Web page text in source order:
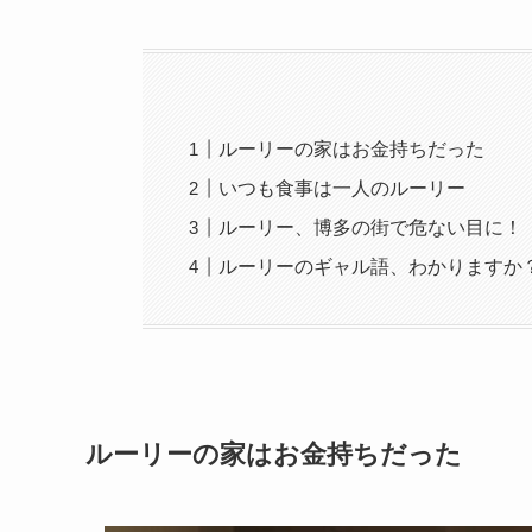
ルーリーの家はお金持ちだった
いつも食事は一人のルーリー
ルーリー、博多の街で危ない目に！
ルーリーのギャル語、わかりますか
ルーリーの家はお金持ちだった